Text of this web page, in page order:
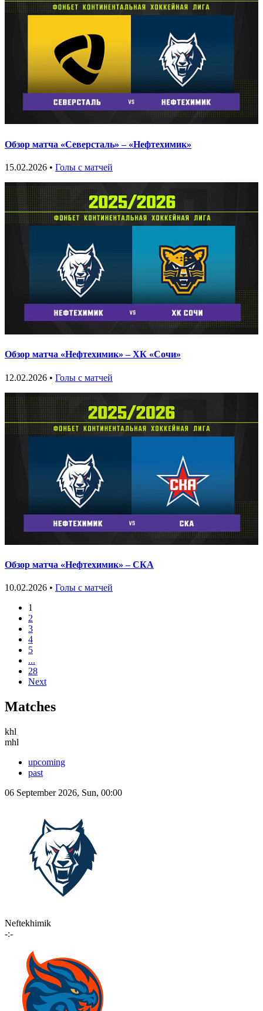
Обзор матча «Северсталь» – «Нефтехимик»
15.02.2026 • Голы с матчей
Обзор матча «Нефтехимик» – ХК «Сочи»
12.02.2026 • Голы с матчей
Обзор матча «Нефтехимик» – СКА
10.02.2026 • Голы с матчей
1
2
3
4
5
...
28
Next
Matches
khl
mhl
upcoming
past
06 September 2026, Sun, 00:00
Neftekhimik
-:-